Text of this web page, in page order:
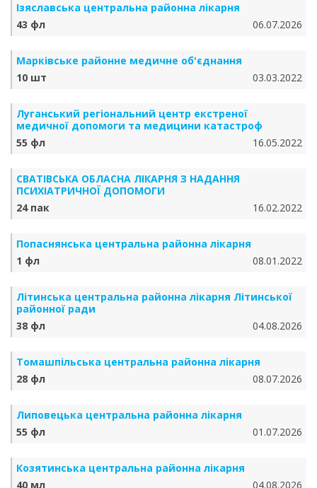
Ізяславська центральна районна лікарня
43 фл
06.07.2026
Марківське районне медичне об'єднання
10 шт
03.03.2022
Луганський регіональний центр екстреної
медичної допомоги та медицини катастроф
55 фл
16.05.2022
СВАТІВСЬКА ОБЛАСНА ЛІКАРНЯ З НАДАННЯ
ПСИХІАТРИЧНОЇ ДОПОМОГИ
24 пак
16.02.2022
Попаснянська центральна районна лікарня
1 фл
08.01.2022
Літинська центральна районна лікарня Літинської
районної ради
38 фл
04.08.2026
Томашпільська центральна районна лікарня
28 фл
08.07.2026
Липовецька центральна районна лікарня
55 фл
01.07.2026
Козятинська центральна районна лікарня
40 мл
04.08.2026